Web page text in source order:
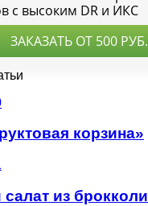
корзина»
салат из брокколи